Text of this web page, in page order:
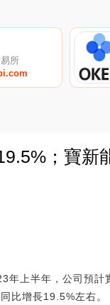
所
；寶新
上半年，公司預計
比增長19.5%左右。